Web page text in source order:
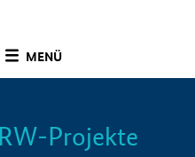
MENÜ
Info
Projekte